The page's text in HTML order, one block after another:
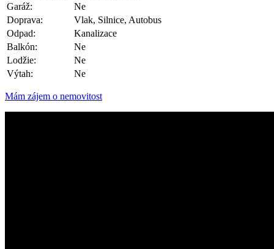
Garáž:
Ne
Doprava:
Vlak, Silnice, Autobus
Odpad:
Kanalizace
Balkón:
Ne
Lodžie:
Ne
Výtah:
Ne
Mám zájem o nemovitost